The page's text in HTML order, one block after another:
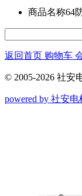
商品名称64
返回首页 购物车
© 2005-2026 社安
powered by 社安电